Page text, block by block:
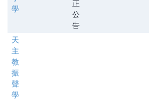
學
正
公
告
天
主
教
振
聲
學